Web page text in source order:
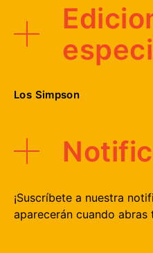
Los Simpson
¡Suscríbete a nuestra
aparecerán cuando abras